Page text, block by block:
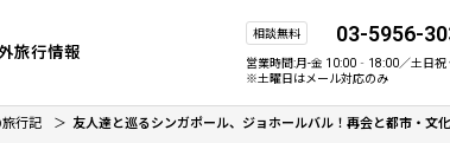
旅行情報
相談無料 03-5956-
営業時間:月-金 10:00‐18:00／土日祝
※土曜日はメール対応のみ
行記 友人達と巡るシンガポール、ジョホールバル！再会と都市・文